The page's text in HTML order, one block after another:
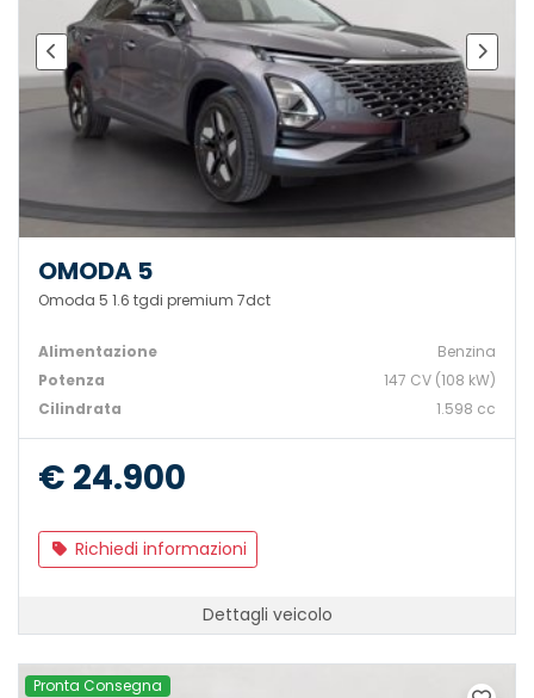
OMODA 5
Omoda 5 1.6 tgdi premium 7dct
Alimentazione
Benzina
Potenza
147 CV (108 kW)
Cilindrata
1.598 cc
€ 24.900
Richiedi informazioni
Dettagli veicolo
Pronta Consegna